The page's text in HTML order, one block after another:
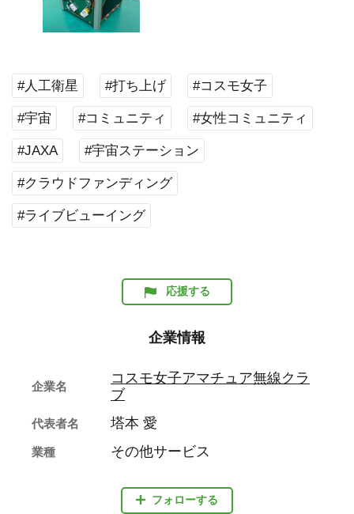
#人工衛星 #打ち上げ #コスモ女子
#宇宙 #コミュニティ #女性コミュニティ
#JAXA #宇宙ステーション
#クラウドファンディング
#ライブビューイング
応援する
企業情報
フォローする
企業名
コスモ女子アマチュア無線クラ
ブ
代表者名 塔本 愛
業種 その他サービス